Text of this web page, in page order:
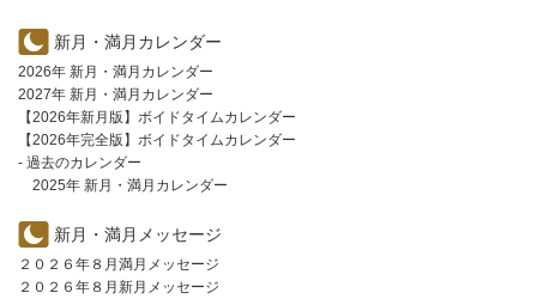
新月・満月カレンダー
2026年 新月・満月カレンダー
2027年 新月・満月カレンダー
【2026年新月版】ボイドタイムカレンダー
【2026年完全版】ボイドタイムカレンダー
- 過去のカレンダー
2025年 新月・満月カレンダー
新月・満月メッセージ
２０２６年８月満月メッセージ
２０２６年８月新月メッセージ